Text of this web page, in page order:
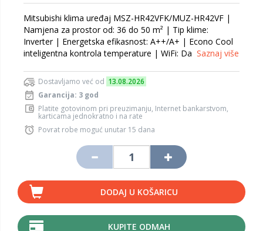
Mitsubishi klima uređaj MSZ-HR42VFK/MUZ-HR42VF |
Namjena za prostor od: 36 do 50 m² | Tip klime:
Inverter | Energetska efikasnost: A++/A+ | Econo Cool
inteligentna kontrola temperature | WiFi: Da Saznaj više
Dostavljamo već od 13.08.2026
Garancija: 3 god
Platite gotovinom pri preuzimanju, Internet bankarstvom,
karticama jednokratno i na rate
Povrat robe moguć unutar 15 dana
DODAJ U KOŠARICU
KUPITE ODMAH